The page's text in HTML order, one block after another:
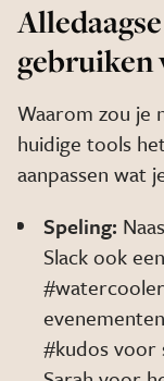
gebruiken
Waarom zou je
huidige tools
aanpassen wat
Speling:
Slack ook
#kudos voor